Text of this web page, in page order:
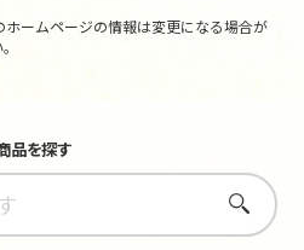
ームページの情報は変更になる場合が
品を探す
さがす